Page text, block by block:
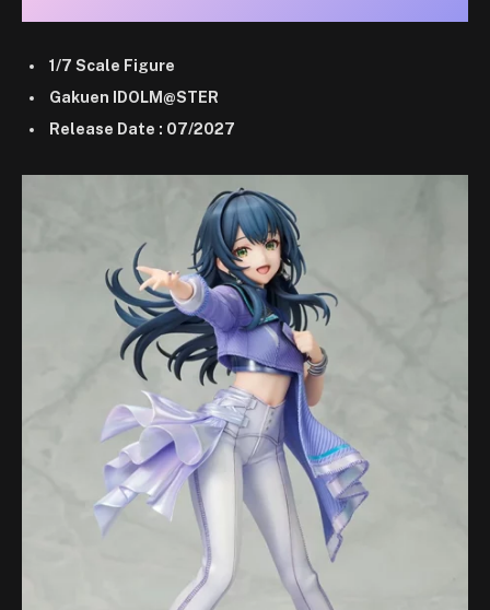
1/7 Scale Figure
Gakuen IDOLM@STER
Release Date : 07/2027